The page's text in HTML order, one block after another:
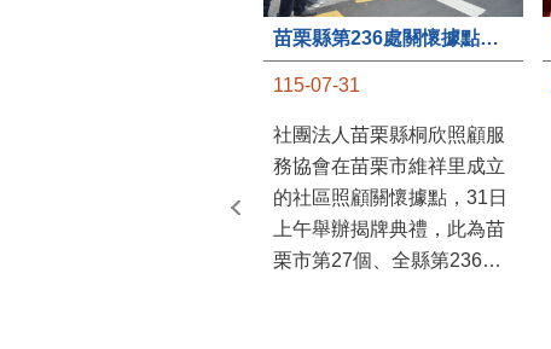
苗栗縣第236處關懷據點在苗栗市維祥里揭牌
115-07-31
社團法人苗栗縣桐欣照顧服
務協會在苗栗市維祥里成立
的社區照顧關懷據點，31日
上午舉辦揭牌典禮，此為苗
栗市第27個、全縣第236處